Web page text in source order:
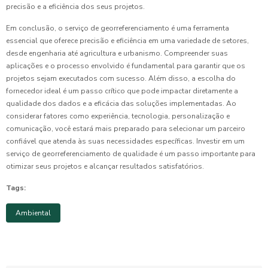
precisão e a eficiência dos seus projetos.
Em conclusão, o serviço de georreferenciamento é uma ferramenta
essencial que oferece precisão e eficiência em uma variedade de setores,
desde engenharia até agricultura e urbanismo. Compreender suas
aplicações e o processo envolvido é fundamental para garantir que os
projetos sejam executados com sucesso. Além disso, a escolha do
fornecedor ideal é um passo crítico que pode impactar diretamente a
qualidade dos dados e a eficácia das soluções implementadas. Ao
considerar fatores como experiência, tecnologia, personalização e
comunicação, você estará mais preparado para selecionar um parceiro
confiável que atenda às suas necessidades específicas. Investir em um
serviço de georreferenciamento de qualidade é um passo importante para
otimizar seus projetos e alcançar resultados satisfatórios.
Tags:
Ambiental